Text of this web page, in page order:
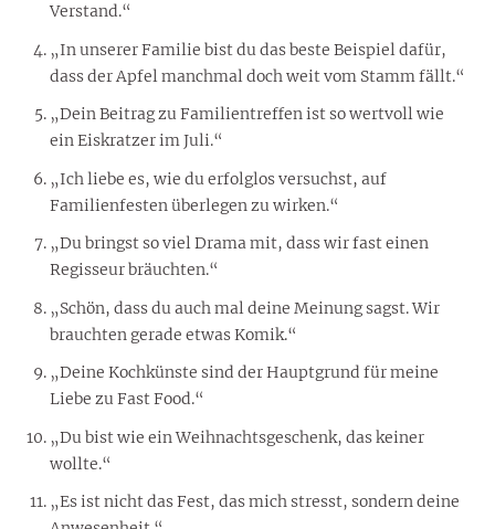
Verstand.“
„In unserer Familie bist du das beste Beispiel dafür,
dass der Apfel manchmal doch weit vom Stamm fällt.“
„Dein Beitrag zu Familientreffen ist so wertvoll wie
ein Eiskratzer im Juli.“
„Ich liebe es, wie du erfolglos versuchst, auf
Familienfesten überlegen zu wirken.“
„Du bringst so viel Drama mit, dass wir fast einen
Regisseur bräuchten.“
„Schön, dass du auch mal deine Meinung sagst. Wir
brauchten gerade etwas Komik.“
„Deine Kochkünste sind der Hauptgrund für meine
Liebe zu Fast Food.“
„Du bist wie ein Weihnachtsgeschenk, das keiner
wollte.“
„Es ist nicht das Fest, das mich stresst, sondern deine